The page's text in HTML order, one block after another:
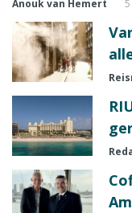
Anouk van Hemert